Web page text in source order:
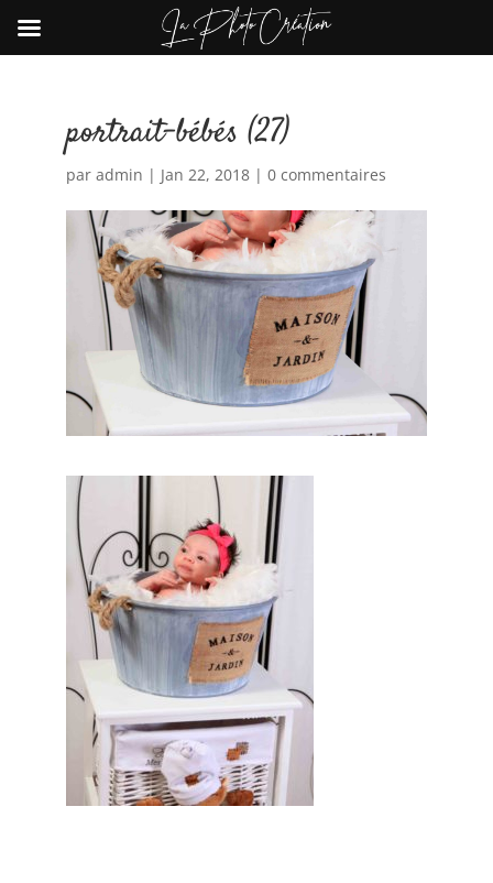
portrait-bébés (27)
par admin | Jan 22, 2018| 0 commentaires